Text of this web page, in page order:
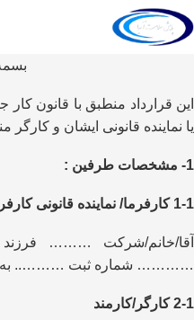
این قرارداد منطبق با قانون
یا نماینده قانونی ایشان و کارگر
1- مشخصات طرفین :
1-1 کارفرما/ نماینده قانونی کارفرما
آقا/خانم/شرکت ………
………… شماره ثبت ………..
2-1 کارگر/کارمند